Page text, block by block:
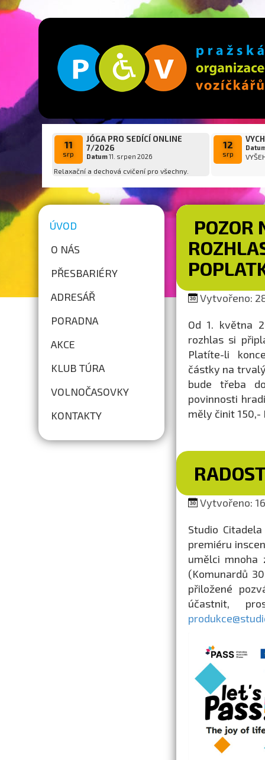
11
srp
JÓGA PRO SEDÍCÍ ONLINE
7/2026
Datum11. srpen 2026
Relaxační a dechová cvičení pro všechny.
12
srp
ÚVOD
O NÁS
PŘESBARIÉRY
ADRESÁŘ
PORADNA
AKCE
KLUB TÚRA
VOLNOČASOVKY
KONTAKTY
POZOR
Vytvořeno:
Od 1. května
rozhlas si
Platíte-li
částky na
bude třeba
povinnosti
měly činit 150,-
Vytvořeno:
Studio
premiéru
umělci mnoha
(Komunardů
přiložené
účastnit,